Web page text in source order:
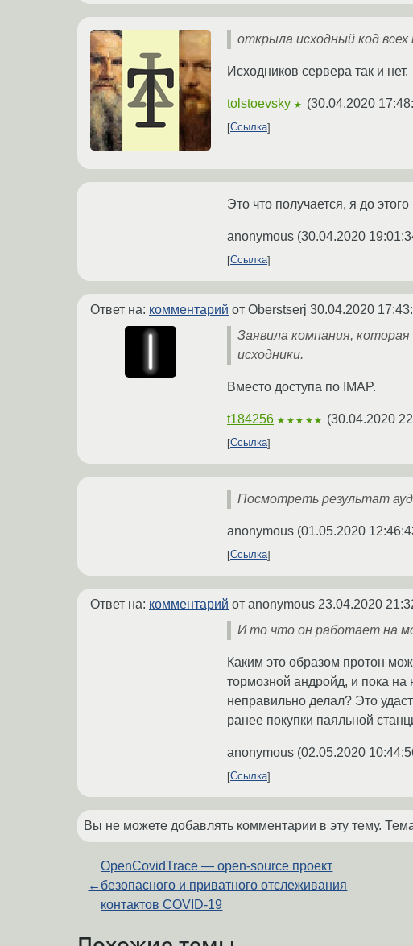
открыла исходный код всех
Исходников сервера так и нет.
tolstoevsky ★ (30.04.2020
Ссылка
Это что получается, я до
anonymous (30.04.2020
Ссылка
Ответ на: комментарий от Oberstserj 30.04.2020
Заявила компания,
исходники.
Вместо доступа по IMAP.
t184256 ★★★★★ (30.04.2020
Ссылка
Посмотреть результат
anonymous (01.05.2020
Ссылка
Ответ на: комментарий от anonymous 23.04.2020
И то что он работает на
Каким это образом протон
тормозной андройд, и пока
неправильно делал? Это
ранее покупки паяльной
anonymous (02.05.2020
Ссылка
Вы не можете добавлять комментарии в эту тему.
←
OpenCovidTrace — open-source проект
безопасного и приватного отслеживания
контактов COVID-19